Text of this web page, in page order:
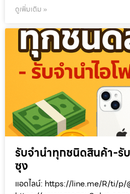
ดูเพิ่มเติม »
รับจำนำทุกชนิดสินค้า-รั
ซุง
แอดไลน์: https://line.me/R/ti/p/